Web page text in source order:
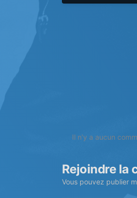
Il n’y a aucun
Rejoindre la
Vous pouvez publier